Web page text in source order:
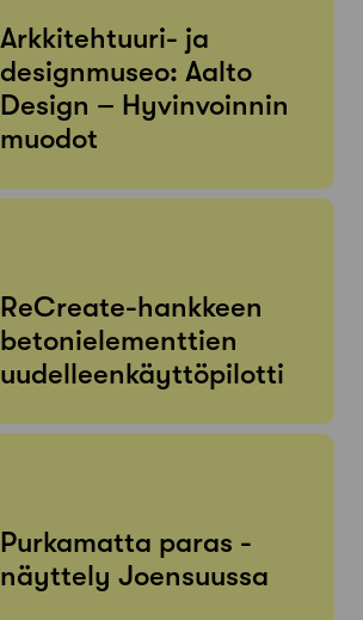
Arkkitehtuuri- ja
designmuseo: Aalto
Design – Hyvinvoinnin
muodot
ReCreate-hankkeen
betonielementtien
uudelleenkäyttöpilotti
Purkamatta paras -
näyttely Joensuussa